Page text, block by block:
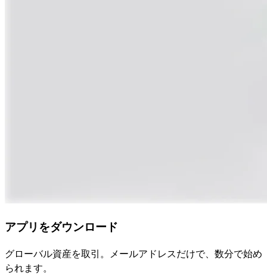
アプリをダウンロード
グローバル資産を取引。メールアドレスだけで、数分で始め
られます。